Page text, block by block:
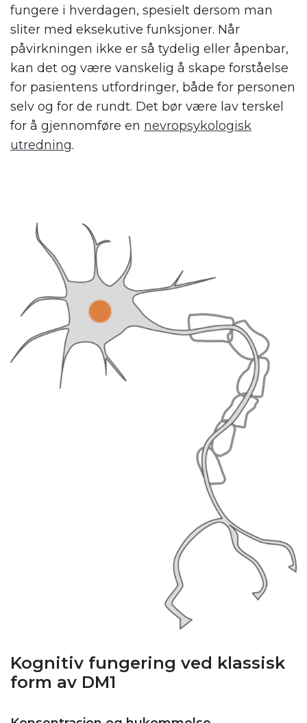
fungere i hverdagen, spesielt dersom man
sliter med eksekutive funksjoner. Når
påvirkningen ikke er så tydelig eller åpenbar,
kan det og være vanskelig å skape forståelse
for pasientens utfordringer, både for personen
selv og for de rundt. Det bør være lav terskel
for å gjennomføre en nevropsykologisk
utredning.
Kognitiv fungering ved klassisk
form av DM1